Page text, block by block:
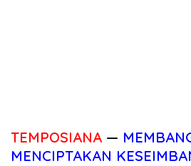
TEMPOSIANA —
MENCIPTAKAN